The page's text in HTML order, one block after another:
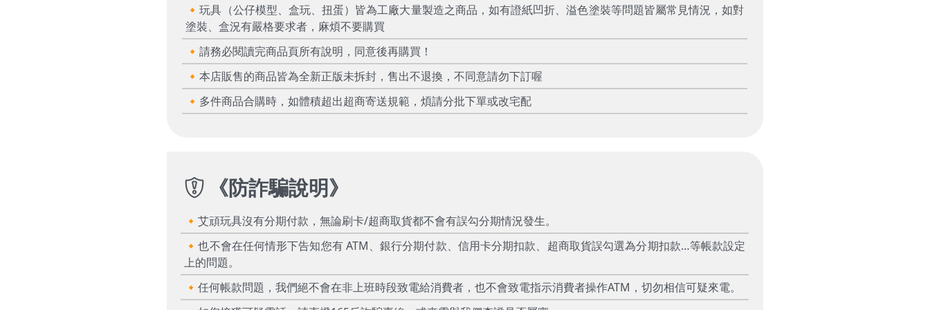
🔸玩具（公仔模型、盒玩、扭蛋）皆為工廠大量製造之商品，如有證紙凹折、溢色塗裝等問題皆屬常見情況，如對
塗裝、盒況有嚴格要求者，麻煩不要購買
🔸請務必閱讀完商品頁所有說明，同意後再購買！
🔸本店販售的商品皆為全新正版未拆封，售出不退換，不同意請勿下訂喔
🔸多件商品合購時，如體積超出超商寄送規範，煩請分批下單或改宅配
《防詐騙說明》
🔸艾頑玩具沒有分期付款，無論刷卡/超商取貨都不會有誤勾分期情況發生。
🔸也不會在任何情形下告知您有 ATM、銀行分期付款、信用卡分期扣款、超商取貨誤勾選為分期扣款…等帳款設定
上的問題。
🔸任何帳款問題，我們絕不會在非上班時段致電給消費者，也不會致電指示消費者操作ATM，切勿相信可疑來電。